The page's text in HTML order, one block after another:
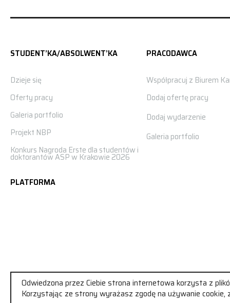
STUDENT’KA/ABSOLWENT’KA
Dzieje się
Oferty pracy
Galeria portfolio
Projekt NBP
Konkurs Nagroda Erste dla studentów i
doktorantów ASP w Krakowie 2026
PLATFORMA
PRACODAWCA
Współpracuj z Biurem
Dodaj ofertę pracy
Dodaj wydarzenie
Galeria portfolio
Odwiedzona przez Ciebie strona internetowa korzysta z
Korzystając ze strony wyrażasz zgodę na używanie